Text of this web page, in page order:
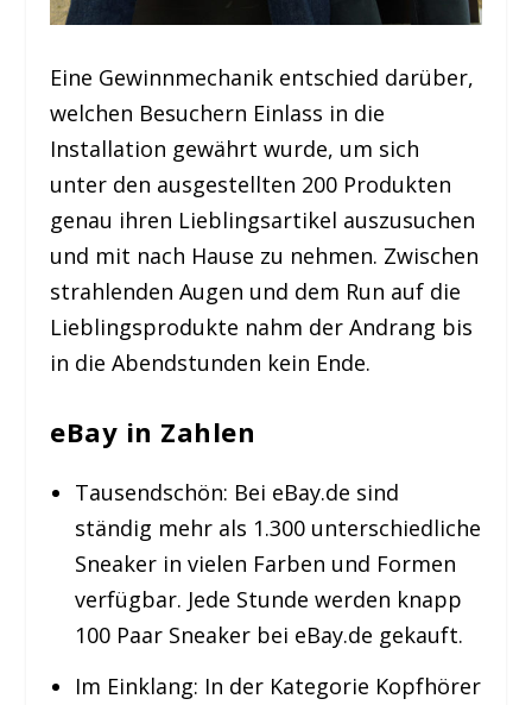
Eine Gewinnmechanik entschied darüber,
welchen Besuchern Einlass in die
Installation gewährt wurde, um sich
unter den ausgestellten 200 Produkten
genau ihren Lieblingsartikel auszusuchen
und mit nach Hause zu nehmen. Zwischen
strahlenden Augen und dem Run auf die
Lieblingsprodukte nahm der Andrang bis
in die Abendstunden kein Ende.
eBay in Zahlen
Tausendschön: Bei eBay.de sind
ständig mehr als 1.300 unterschiedliche
Sneaker in vielen Farben und Formen
verfügbar. Jede Stunde werden knapp
100 Paar Sneaker bei eBay.de gekauft.
Im Einklang: In der Kategorie Kopfhörer